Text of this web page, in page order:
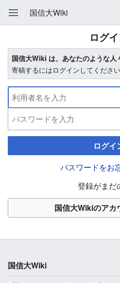
国信大Wiki
ログ
国信大Wiki は、あなたのような人
寄稿するにはログインしてください
ログイ
パスワードをお
登録がまだ
国信大Wikiのアカ
国信大Wiki